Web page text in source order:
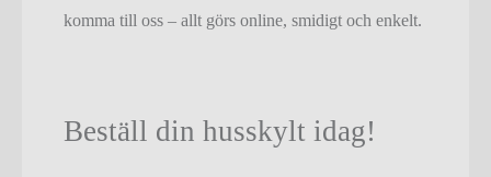
komma till oss – allt görs online, smidigt och enkelt.
Beställ din husskylt idag!